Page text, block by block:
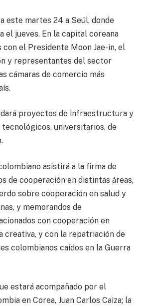
este martes 24 a Seúl, donde
el jueves. En la capital coreana
el Presidente Moon Jae-in, el
y representantes del sector
cámaras de comercio más
proyectos de infraestructura y
universitarios, de
asistirá a la firma de
de cooperación en distintas áreas,
sobre cooperación en salud y
y memorandos de
con cooperación en
creativa, y con la repatriación de
colombianos caídos en la Guerra
estará acompañado por el
en Corea, Juan Carlos Caiza; la